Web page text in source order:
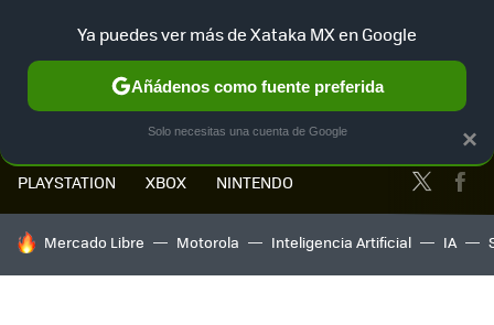
PLAYSTATION XBOX NINTENDO Twitter
HOY SE HABLA DE
Mercado Libre Motorola Inteligencia Artificial IA
×
Ya puedes ver más de Xataka MX en Google
Añádenos como fuente preferida
Solo necesitas una cuenta de Google